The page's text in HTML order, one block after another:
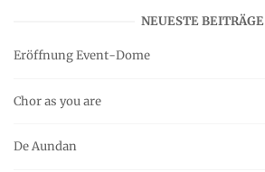
NEUESTE BEITRÄGE
Eröffnung Event-Dome
Chor as you are
De Aundan